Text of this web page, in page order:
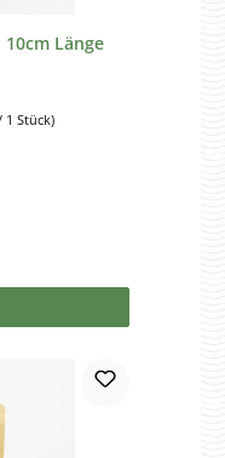
Länge
1 Stück)